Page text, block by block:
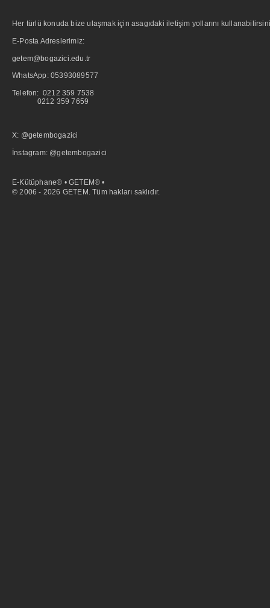
Her türlü konuda bize ulaşmak için asagıdaki iletişim yollarını
E-Posta Adreslerimiz:
getem@bogazici.edu.tr
WhatsApp: 05393089577
Telefon: 0212 359 7538
0212 359 7659
X: @getembogazici
İnstagram: @getembogazici
E-Kütüphane® • GETEM® •
© 2006 - 2026 GETEM. Tüm hakları saklıdır.